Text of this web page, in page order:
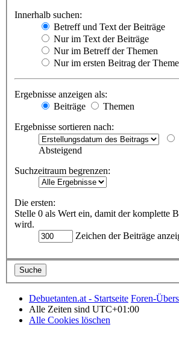
Innerhalb suchen:
Betreff und Text der Beiträge
Nur im Text der Beiträge
Nur im Betreff der Themen
Nur im ersten Beitrag der
Ergebnisse anzeigen als:
Beiträge
Themen
Ergebnisse sortieren nach:
Absteigend
Suchzeitraum begrenzen:
Die ersten:
Stelle 0 als Wert ein, damit der komplette
wird.
Zeichen der Beiträge
Debuetanten.at - Startseite Foren-
Alle Zeiten sind UTC+01:00
Alle Cookies löschen